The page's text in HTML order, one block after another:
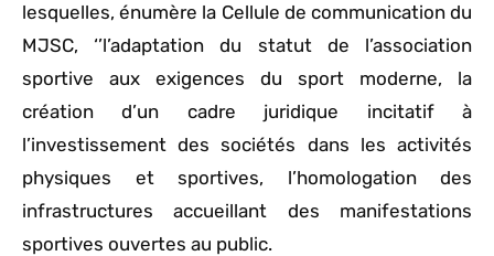
lesquelles, énumère la Cellule de communication du
MJSC, ‘’l’adaptation du statut de l’association
sportive aux exigences du sport moderne, la
création d’un cadre juridique incitatif à
l’investissement des sociétés dans les activités
physiques et sportives, l’homologation des
infrastructures accueillant des manifestations
sportives ouvertes au public.